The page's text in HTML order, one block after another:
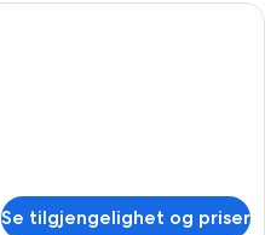
Rom (Allamanda) | Oppholdsområde
Se tilgjengelighet og priser